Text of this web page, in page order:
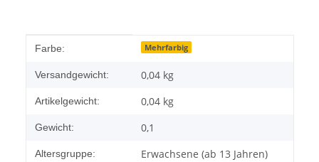
Produkteigenschaft
Wert
Farbe: Mehrfarbig
Versandgewicht: 0,04 kg
Artikelgewicht: 0,04 kg
Gewicht: 0,1
Altersgruppe: Erwachsene (ab 13 Jahren)